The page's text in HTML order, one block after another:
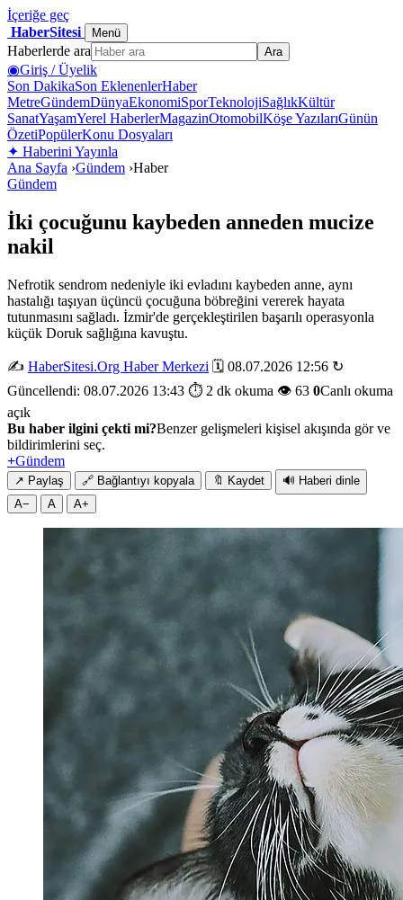
İçeriğe geç
HaberSitesi
Menü
Haberlerde ara Ara
◉Giriş / Üyelik
Son DakikaSon EklenenlerHaber
MetreGündemDünyaEkonomiSporTeknolojiSağlıkKültür
SanatYaşamYerel HaberlerMagazinOtomobilKöşe YazılarıGünün
ÖzetiPopülerKonu Dosyaları
✦ Haberini Yayınla
Ana Sayfa ›Gündem ›Haber
Gündem
İki çocuğunu kaybeden anneden mucize
nakil
Nefrotik sendrom nedeniyle iki evladını kaybeden anne, aynı
hastalığı taşıyan üçüncü çocuğuna böbreğini vererek hayata
tutunmasını sağladı. İzmir'de gerçekleştirilen başarılı operasyonla
küçük Doruk sağlığına kavuştu.
✍️ HaberSitesi.Org Haber Merkezi 🗓️ 08.07.2026 12:56 ↻
Güncellendi: 08.07.2026 13:43 ⏱️ 2 dk okuma 👁️ 63 0Canlı okuma
açık
Bu haber ilgini çekti mi?Benzer gelişmeleri kişisel akışında gör ve
bildirimlerini seç.
+Gündem
↗ Paylaş 🔗 Bağlantıyı kopyala 🔖 Kaydet 🔊 Haberi dinle
A−
A A+